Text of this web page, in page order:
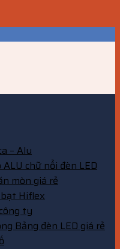
– Alu
chữ nổi đèn LED
mòn giá rẻ
Hiflex
ty
Bảng đèn LED giá rẻ